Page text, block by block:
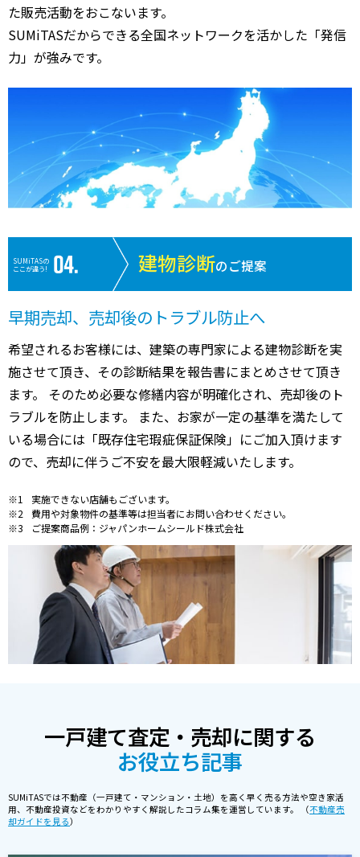
た販売活動をおこないます。
SUMiTASだからできる全国ネットワークを活かした「発信
力」が強みです。
SUMiTASの
ここが違う!
建物診断のご提案
早期売却、売却後のトラブル防止へ
希望されるお客様には、建築の専門家による建物診断を実
施させて頂き、その診断結果を報告書にまとめさせて頂き
ます。 そのため必要な修繕内容が明確化され、売却後のト
ラブルを防止します。 また、お家が一定の基準を満たして
いる場合には「既存住宅瑕疵保証保険」にご加入頂けます
ので、売却に伴うご不安を最大限軽減いたします。
実施できない店舗もございます。
費用や対象物件の基準等は担当者にお問い合わせください。
ご提案商品例：ジャパンホームシールド株式会社
一戸建て査定・売却に関する
お役立ち記事
SUMiTASでは不動産（一戸建て・マンション・土地）を高く早く売る方法や空き家活
用、不動産投資などをわかりやすく解説したコラム集を運営しています。 （不動産売
却ガイドを見る）